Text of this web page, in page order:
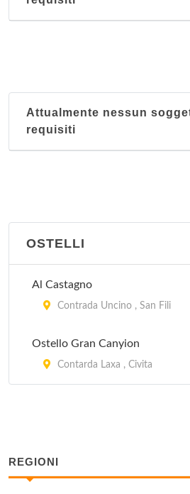
Attualmente nessun
requisiti
OSTELLI
Al Castagno
Contrada Uncino , San Fili
Ostello Gran Canyion
Contarda Laxa , Civita
REGIONI